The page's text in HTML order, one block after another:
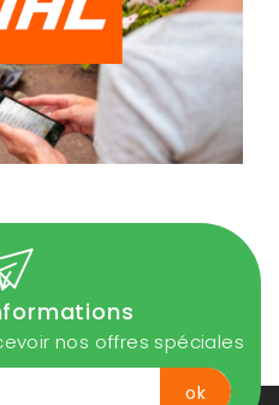
nos offres spéciales